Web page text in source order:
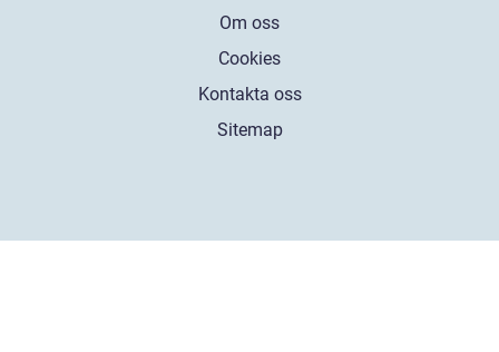
Om oss
Cookies
Kontakta oss
Sitemap